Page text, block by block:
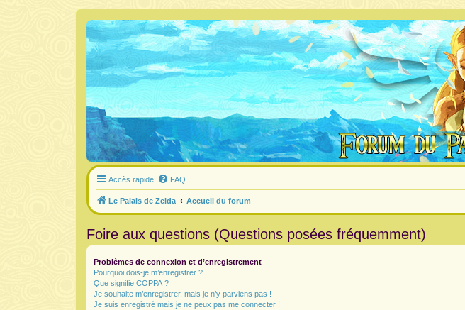
Accès rapide FAQ
Le Palais de Zelda Accueil du forum
Foire aux questions (Questions posées fréquemment)
Problèmes de connexion et d’enregistrement
Pourquoi dois-je m’enregistrer ?
Que signifie COPPA ?
Je souhaite m’enregistrer, mais je n’y parviens pas !
Je suis enregistré mais je ne peux pas me connecter !